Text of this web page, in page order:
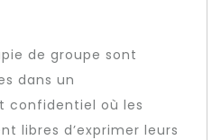
de groupe sont
dans un
confidentiel où les
libres d’exprimer leurs